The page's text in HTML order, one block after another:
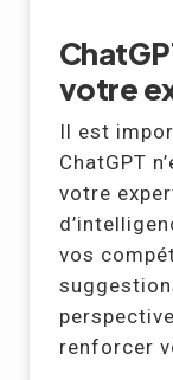
votre
Il est
ChatGPT
votre
vos
renforcer